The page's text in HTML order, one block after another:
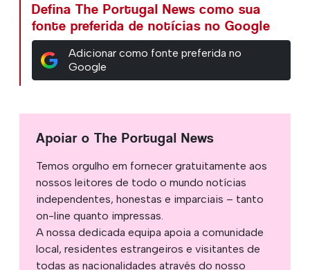
Defina The Portugal News como sua
fonte preferida de notícias no Google
Adicionar como fonte preferida no
Google
Apoiar o The Portugal News
Temos orgulho em fornecer gratuitamente aos
nossos leitores de todo o mundo notícias
independentes, honestas e imparciais – tanto
on-line quanto impressas.
A nossa dedicada equipa apoia a comunidade
local, residentes estrangeiros e visitantes de
todas as nacionalidades através do nosso